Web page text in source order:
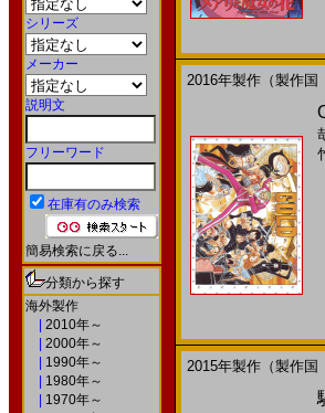
シリーズ
メーカー
説明文
フリーワード
在庫有のみ検索
簡易検索に戻る...
分類から探す
海外製作
2010年～
2000年～
1990年～
1980年～
1970年～
2016年製作（製作国
2015年製作（製作国